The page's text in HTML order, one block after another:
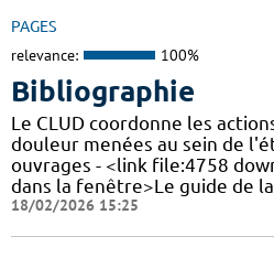
PAGES
relevance: 100%
Bibliographie
Le CLUD coordonne les
douleur menées au sein de
ouvrages - <link file:4758
dans la fenêtre>Le guide de
18/02/2026 15:25